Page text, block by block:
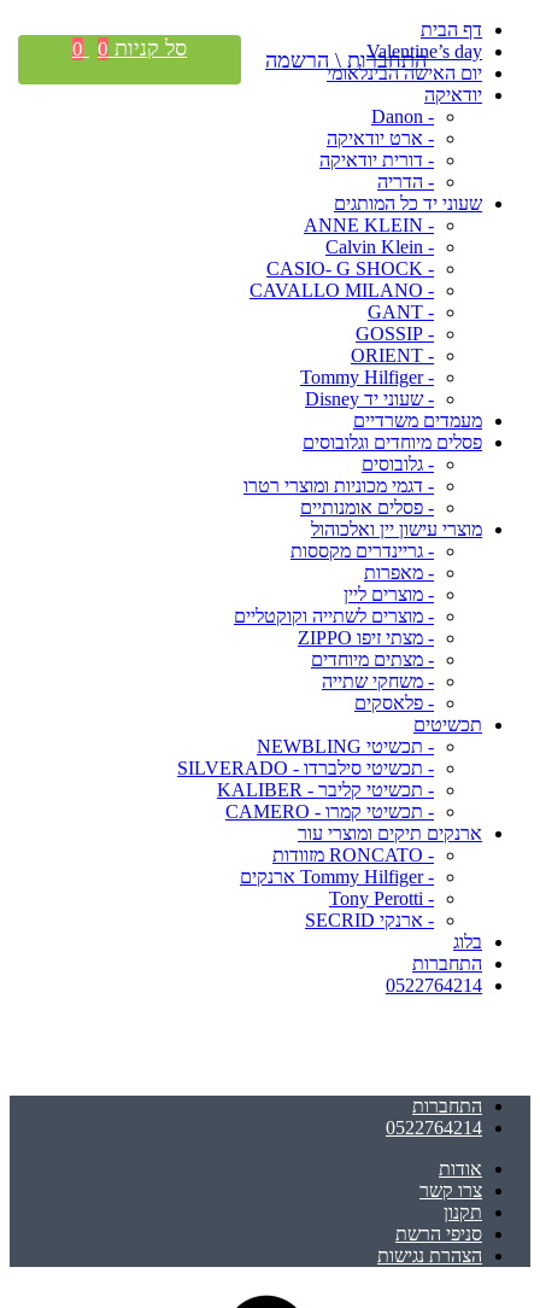
דף הבית
Valentine’s day
יום האישה הבינלאומי
יודאיקה
- Danon
- ארט יודאיקה
- דורית יודאיקה
- הדריה
שעוני יד כל המותגים
- ANNE KLEIN
- Calvin Klein
- CASIO- G SHOCK
- CAVALLO MILANO
- GANT
- GOSSIP
- ORIENT
- Tommy Hilfiger
- שעוני יד Disney
מעמדים משרדיים
פסלים מיוחדים וגלובוסים
- גלובוסים
- דגמי מכוניות ומוצרי רטרו
- פסלים אומנותיים
מוצרי עישון יין ואלכוהול
- גריינדרים מקססות
- מאפרות
- מוצרים ליין
- מוצרים לשתייה וקוקטליים
- מצתי זיפו ZIPPO
- מצתים מיוחדים
- משחקי שתייה
- פלאסקים
תכשיטים
- תכשיטי NEWBLING
- תכשיטי סילברדו - SILVERADO
- תכשיטי קליבר - KALIBER
- תכשיטי קמרו - CAMERO
ארנקים תיקים ומוצרי עור
- RONCATO מזוודות
- Tommy Hilfiger ארנקים
- Tony Perotti
- ארנקי SECRID
בלוג
התחברות
0522764214
התחברות
0522764214
אודות
צרו קשר
תקנון
סניפי הרשת
הצהרת נגישות
התחברות \ הרשמה סל קניות 0
0